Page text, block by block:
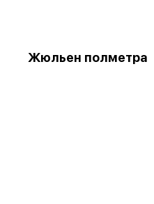
Жюльен полметра